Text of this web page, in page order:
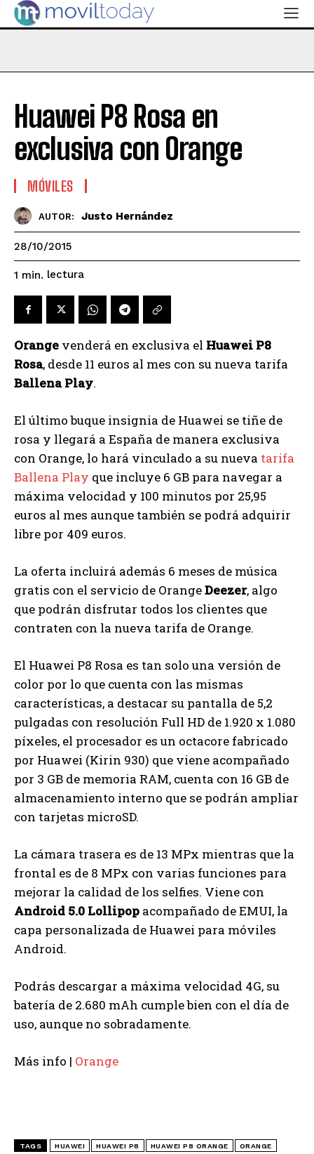
Huawei P8 Rosa en
exclusiva con Orange
MÓVILES
AUTOR: Justo Hernández
28/10/2015
1 min. lectura
Orange venderá en exclusiva el Huawei P8
Rosa, desde 11 euros al mes con su nueva tarifa
Ballena Play.
El último buque insignia de Huawei se tiñe de
rosa y llegará a España de manera exclusiva
con Orange, lo hará vinculado a su nueva tarifa
Ballena Play que incluye 6 GB para navegar a
máxima velocidad y 100 minutos por 25,95
euros al mes aunque también se podrá adquirir
libre por 409 euros.
La oferta incluirá además 6 meses de música
gratis con el servicio de OrangeDeezer, algo
que podrán disfrutar todos los clientes que
contraten con la nueva tarifa de Orange.
El Huawei P8 Rosa es tan solo una versión de
color por lo que cuenta con las mismas
características, a destacar su pantalla de 5,2
pulgadas con resolución Full HD de 1.920 x 1.080
píxeles, el procesador es un octacore fabricado
por Huawei (Kirin 930) que viene acompañado
por 3 GB de memoria RAM, cuenta con 16 GB de
almacenamiento interno que se podrán ampliar
con tarjetas microSD.
La cámara trasera es de 13 MPx mientras que la
frontal es de 8 MPx con varias funciones para
mejorar la calidad de los selfies. Viene con
Android 5.0 Lollipop acompañado de EMUI, la
capa personalizada de Huawei para móviles
Android.
Podrás descargar a máxima velocidad 4G, su
batería de 2.680 mAh cumple bien con el día de
uso, aunque no sobradamente.
Más info | Orange
TAGS HUAWEI HUAWEI P8 HUAWEI P8 ORANGE ORANGE